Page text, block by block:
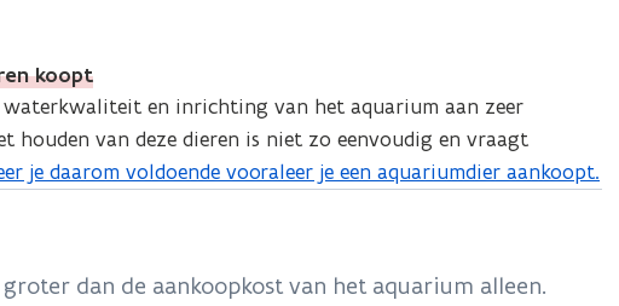
koopt
waterkwaliteit en inrichting van het aquarium aan zeer
houden van deze dieren is niet zo eenvoudig en vraagt
je daarom voldoende vooraleer je een aquariumdier aankoopt.
dan de aankoopkost van het aquarium alleen.